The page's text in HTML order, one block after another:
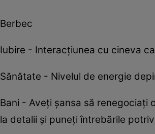
Berbec
Iubire - Interacțiunea cu cineva
Sănătate - Nivelul de energie
Bani - Aveți șansa să
la detalii și puneți întrebările